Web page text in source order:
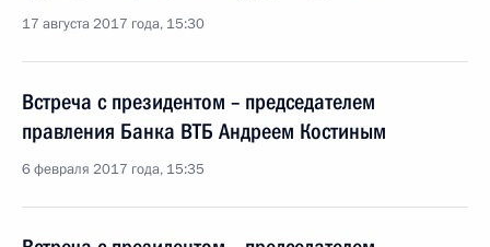
17 августа 2017 года, 15:30
Встреча с президентом – председателем
правления Банка ВТБ Андреем Костиным
6 февраля 2017 года, 15:35